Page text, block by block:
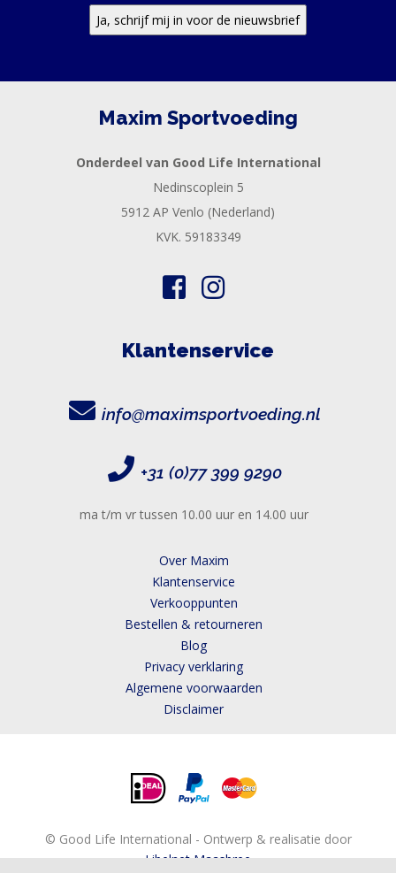
Maxim Sportvoeding
Onderdeel van Good Life International
Nedinscoplein 5
5912 AP Venlo (Nederland)
KVK. 59183349
Klantenservice
info@maximsportvoeding.nl
+31 (0)77 399 9290
ma t/m vr tussen 10.00 uur en 14.00 uur
Over Maxim
Klantenservice
Verkooppunten
Bestellen & retourneren
Blog
Privacy verklaring
Algemene voorwaarden
Disclaimer
© Good Life International - Ontwerp & realisatie door
Libelnet Maasbree